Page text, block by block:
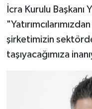
İcra Kurulu Başkanı
şirketimizin
taşıyacağımıza